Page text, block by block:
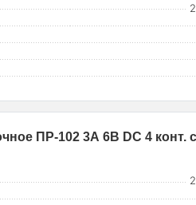
ПР-102 3А 6В DC 4 конт.